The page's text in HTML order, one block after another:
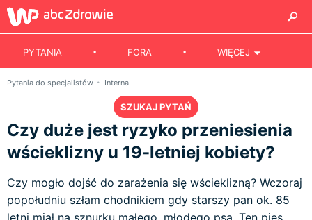
PYTANIA FORA WIĘCEJ
Pytania do specjalistów Interna
SZUKAJ PYTAŃ
Czy duże jest ryzyko przeniesienia
wścieklizny u 19-letniej kobiety?
Czy mogło dojść do zarażenia się wścieklizną? Wczoraj
popołudniu szłam chodnikiem gdy starszy pan ok. 85
letni miał na sznurku małego, młodego psa. Ten pies